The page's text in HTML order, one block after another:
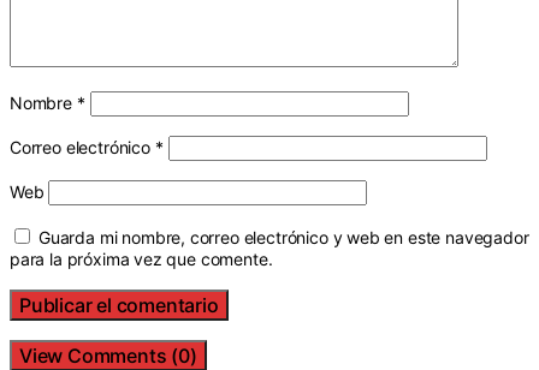
Nombre *
Correo electrónico *
Web
Guarda mi nombre, correo electrónico y web en este navegador
para la próxima vez que comente.
View Comments (0)